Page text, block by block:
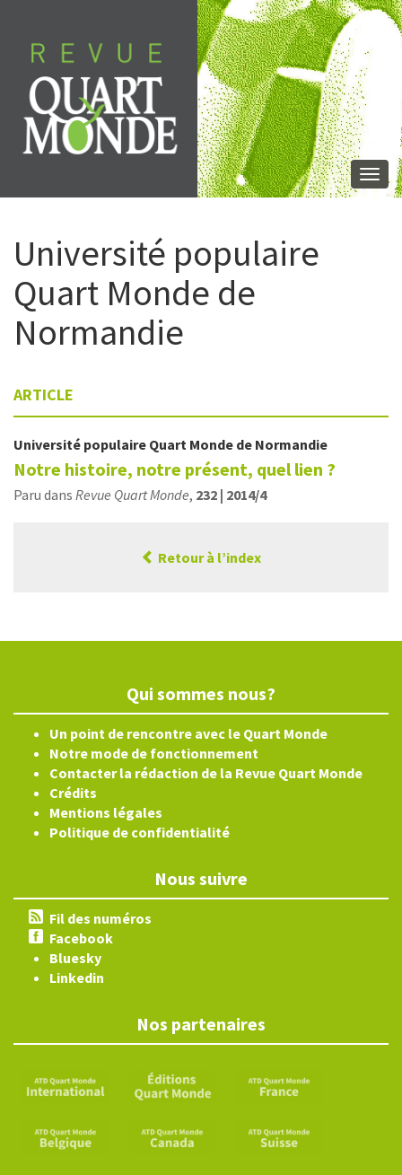
contenu
Université populaire
Quart Monde de
Normandie
ARTICLE
Université populaire Quart Monde de Normandie
Notre histoire, notre présent, quel lien ?
Paru dans Revue Quart Monde, 232 | 2014/4
Retour à l’index
Qui sommes nous?
Un point de rencontre avec le Quart Monde
Notre mode de fonctionnement
Contacter la rédaction de la Revue Quart Monde
Crédits
Mentions légales
Politique de confidentialité
Nous suivre
Fil des numéros
Facebook
Bluesky
Linkedin
Nos partenaires